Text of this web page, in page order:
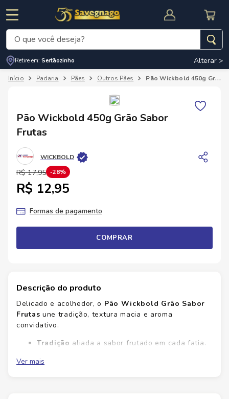
CUPOM DE DESCONTO
O que você deseja?
Retire em: Sertãozinho Alterar >
Padaria Pães Outros Pães Pão Wickbold 450g Grão Sabor Frutas
Pão Wickbold 450g Grão Sabor
Frutas
WICKBOLD
R$ 17,95 28%
R$ 12,95
Formas de pagamento
COMPRAR
Descrição do produto
Delicado e acolhedor, o Pão Wickbold Grão Sabor
Frutas une tradição, textura macia e aroma
convidativo.
Tradição aliada a sabor frutado em cada fatia.
café.
Ver mais
Termos mais buscados
3º
cerveja
5º arroz